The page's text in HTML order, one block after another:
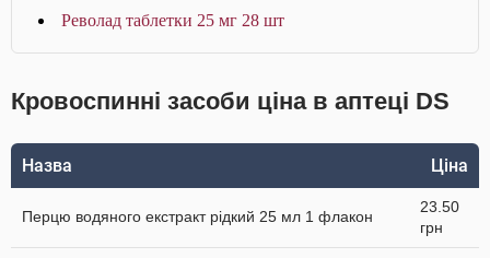
Револад таблетки 25 мг 28 шт
Кровоспинні засоби ціна в аптеці DS
Назва Ціна
Перцю водяного екстракт рідкий 25 мл 1 флакон
23.50
грн